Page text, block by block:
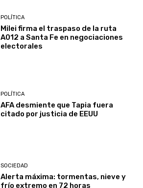
POLÍTICA
Milei firma el traspaso de la ruta
A012 a Santa Fe en negociaciones
electorales
POLÍTICA
AFA desmiente que Tapia fuera
citado por justicia de EEUU
SOCIEDAD
Alerta máxima: tormentas, nieve y
frío extremo en 72 horas